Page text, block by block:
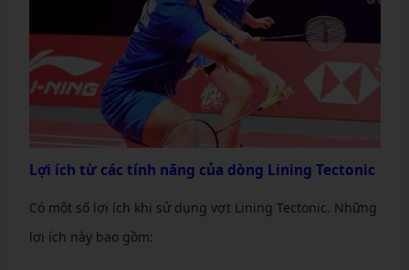
Lợi ích từ các tính năng của dòng Lining Tectonic
Có một số lợi ích khi sử dụng vợt Lining Tectonic. Những
lợi ích này bao gồm: